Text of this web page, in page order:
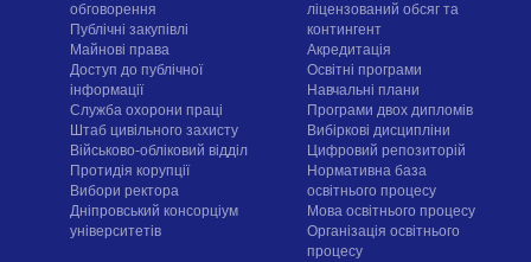
обговорення
Публічні закупівлі
Майнові права
Доступ до публічної
інформації
Служба охорони праці
Штаб цивільного захисту
Військово-обліковий відділ
Протидія корупції
Вибори ректора
Дніпровський консорціум
університетів
ліцензований обсяг та
контингент
Акредитація
Освітні програми
Навчальні плани
Програми двох дипломів
Вибіркові дисципліни
Цифровий репозиторій
Нормативна база
освітнього процесу
Мова освітнього процесу
Організація освітнього
процесу